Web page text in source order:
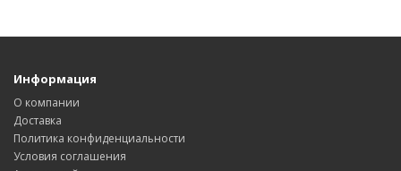
Информация
О компании
Доставка
Политика конфиденциальности
Условия соглашения